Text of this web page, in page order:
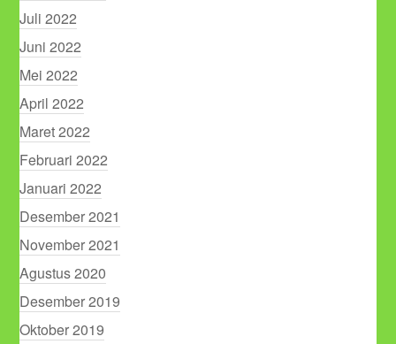
Juli 2022
Juni 2022
Mei 2022
April 2022
Maret 2022
Februari 2022
Januari 2022
Desember 2021
November 2021
Agustus 2020
Desember 2019
Oktober 2019